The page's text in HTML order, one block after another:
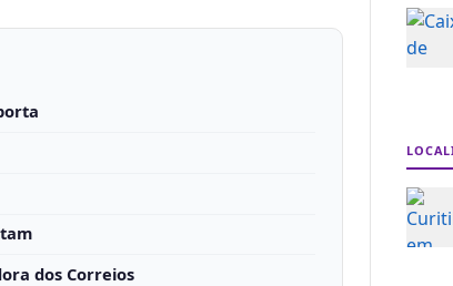
dos Correios